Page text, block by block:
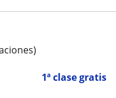
1ª clase gratis